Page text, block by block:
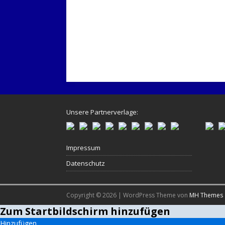
Unsere Partnerverlage:
Impressum
Datenschutz
Copyright © 2026 | WordPress Theme von MH Themes
Zum Startbildschirm hinzufügen
Hinzufügen